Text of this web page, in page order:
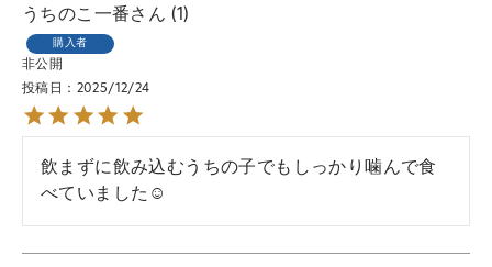
うちのこ一番 1
購入者
非公開
投稿日
2025/12/24
飲まずに飲み込むうちの子でもしっかり噛んで食
べていました☺️